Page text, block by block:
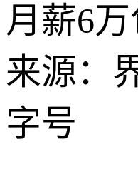
月薪6
来源：
字号